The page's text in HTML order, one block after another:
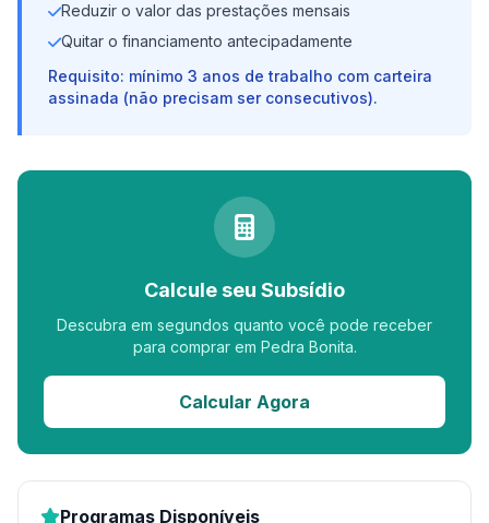
Reduzir o valor das prestações mensais
Quitar o financiamento antecipadamente
Requisito: mínimo 3 anos de trabalho com carteira
assinada (não precisam ser consecutivos).
Calcule seu Subsídio
Descubra em segundos quanto você pode receber
para comprar em Pedra Bonita.
Calcular Agora
Programas Disponíveis